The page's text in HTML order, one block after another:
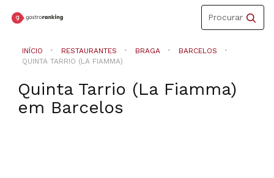
Toggle
navigation
Procurar
INÍCIO RESTAURANTES BRAGA
BARCELOS
QUINTA TARRIO (LA FIAMMA)
Quinta Tarrio (La Fiamma)
em Barcelos